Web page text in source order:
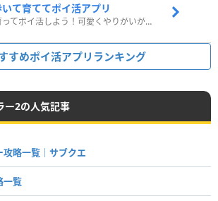
て育ててポイ活アプリ
ペットを育ってポイ活しよう！可愛くやりがいがある新感覚アプリ
すめポイ活アプリランキング
ー2の人気記事
略一覧｜サブクエ
一覧